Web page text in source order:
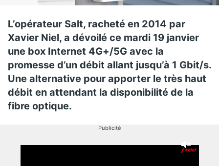
L’opérateur Salt, racheté en 2014 par
Xavier Niel, a dévoilé ce mardi 19 janvier
une box Internet 4G+/5G avec la
promesse d’un débit allant jusqu’à 1 Gbit/s.
Une alternative pour apporter le très haut
débit en attendant la disponibilité de la
fibre optique.
Publicité